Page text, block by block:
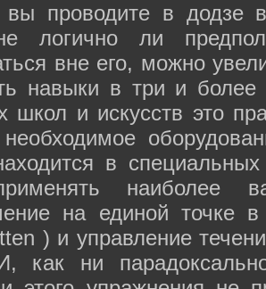
вы проводите в додзе
логично ли
вне его, можно
навыки в три и
школ и искусств это
необходимое
в
наиболее
на единой точке
) и управление
как ни